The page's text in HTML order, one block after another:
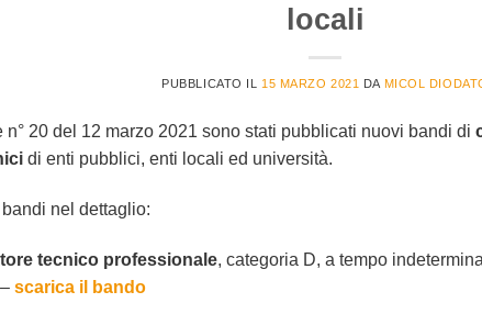
locali
PUBBLICATO IL 15 MARZO 2021 DA MICOL
n° 20 del 12 marzo 2021 sono stati pubblicati nuovi bandi di
di enti pubblici, enti locali ed università.
nel dettaglio:
tecnico professionale, categoria D, a tempo
scarica il bando